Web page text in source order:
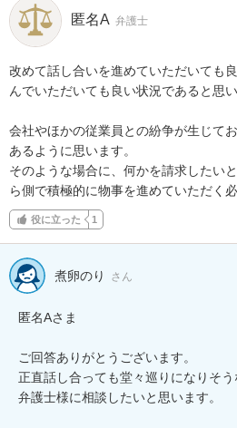
匿名A 弁護士
改めて話し合いを進めていただいても
んでいただいても良い状況であると思い
会社やほかの従業員との紛争が生じて
あるように思います。
そのような場合に、何かを請求したい
ら側で積極的に物事を進めていただく
役に立った 1
煮卵のり さん
匿名Aさま
ご回答ありがとうございます。
正直話し合っても堂々巡りになりそ
弁護士様に相談したいと思います。